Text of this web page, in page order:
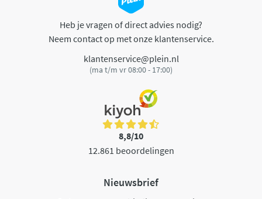
Heb je vragen of direct advies nodig?
Neem contact op met onze klantenservice.
klantenservice@plein.nl
(ma t/m vr 08:00 - 17:00)
8,8/10
12.861 beoordelingen
Nieuwsbrief